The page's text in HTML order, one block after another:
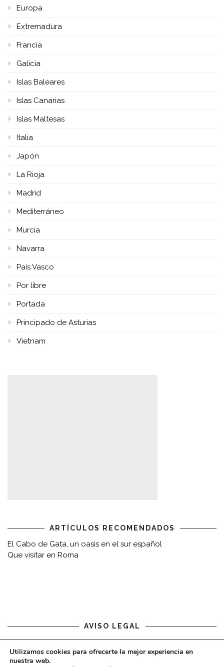
Europa
Extremadura
Francia
Galicia
Islas Baleares
Islas Canarias
Islas Maltesas
Italia
Japón
La Rioja
Madrid
Mediterráneo
Murcia
Navarra
País Vasco
Por libre
Portada
Principado de Asturias
Vietnam
ARTÍCULOS RECOMENDADOS
El Cabo de Gata, un oasis en el sur español
Que visitar en Roma
AVISO LEGAL
Aviso legal
Utilizamos cookies para ofrecerte la mejor experiencia en
nuestra web.